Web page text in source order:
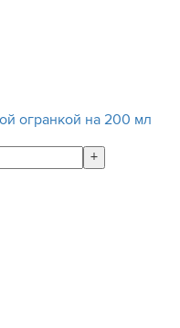
огранкой на 200 мл
+